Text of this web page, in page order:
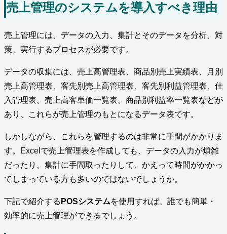
売上管理のシステムを導入すべき理由
売上管理には、データの入力、集計とそのデータを分析、対
策、実行するプロセスが必要です。
データの収集には、売上高管理表、商品別売上実績表、月別
売上高管理表、客先別売上高管理表、客先別利益管理表、仕
入管理表、売上高客単価一覧表、商品別利益率一覧表などが
あり、これらが売上管理のもとになるデータ表です。
しかしながら、これらを管理するのは非常に手間がかかりま
す。Excelで売上管理表を作成しても、データの入力が煩雑
だったり、集計に手間取ったりして、かえって時間がかかっ
てしまっている方も多いのではないでしょうか。
下記で紹介する POSシステムを使用すれば、誰でも簡単・
効率的に売上管理ができるでしょう。